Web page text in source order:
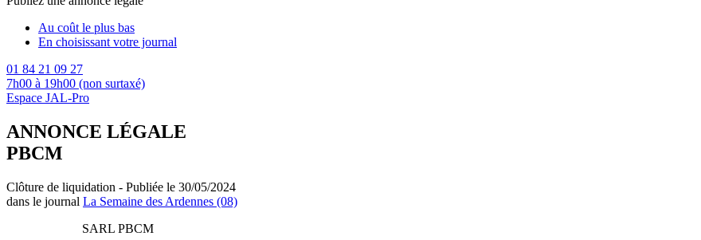
Au coût le plus bas
En choisissant votre journal
01 84 21 09 27
7h00 à 19h00 (non surtaxé)
Espace JAL-Pro
ANNONCE LÉGALE
PBCM
Clôture de liquidation - Publiée le 30/05/2024
dans le journal La Semaine des Ardennes (08)
SARL PBCM